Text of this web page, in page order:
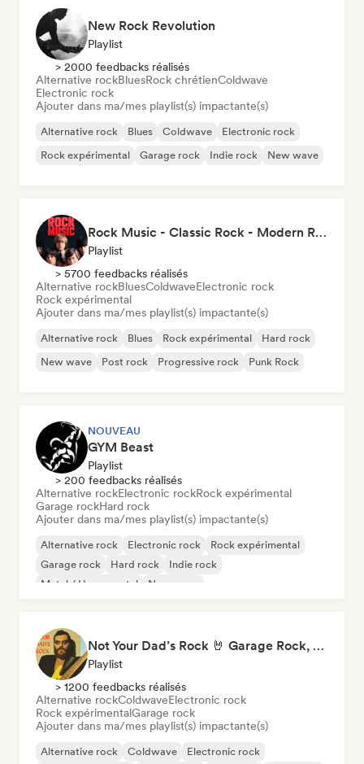
New Rock Revolution
Playlist
> 2000 feedbacks réalisés
Alternative rockBluesRock chrétienColdwave
Electronic rock
Ajouter dans ma/mes playlist(s) impactante(s)
Alternative rock Blues Coldwave
Electronic rock
Rock expérimental
Garage rock Indie rock New wave
Rock Music - Classic Rock - Modern Rock
Playlist
> 5700 feedbacks réalisés
Alternative rockBluesColdwaveElectronic rock
Rock expérimental
Ajouter dans ma/mes playlist(s) impactante(s)
Alternative rock Blues Rock expérimental
Hard rock
New wave
Post rock Progressive rock Punk Rock
NOUVEAU
GYM Beast
Playlist
> 200 feedbacks réalisés
Alternative rockElectronic rockRock expérimental
Garage rockHard rock
Ajouter dans ma/mes playlist(s) impactante(s)
Alternative rock Electronic rock
Rock expérimental
Garage rock
Hard rock
Indie rock
Metal / Heavy metal
New wave
Not Your Dad’s Rock 🤘 Garage Rock, Alt-Rock & Indie Anthems
Playlist
> 1200 feedbacks réalisés
Alternative rockColdwaveElectronic rock
Rock expérimentalGarage rock
Ajouter dans ma/mes playlist(s) impactante(s)
Alternative rock Coldwave
Electronic rock